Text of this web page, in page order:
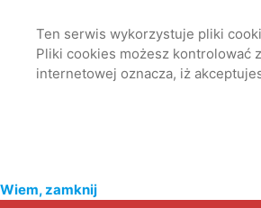
Ten serwis wykorzystuje pliki
Pliki cookies możesz kontrolować
internetowej oznacza, iż
Wiem, zamknij